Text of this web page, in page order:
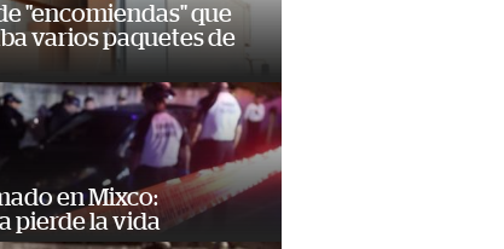
"encomiendas" que
varios paquetes de
en Mixco:
pierde la vida